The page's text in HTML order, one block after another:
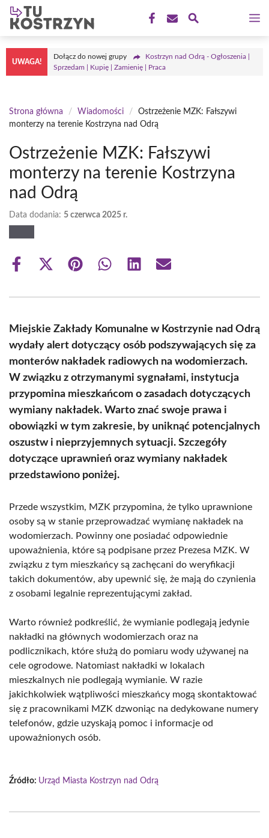
Przejdź
treści
UWAGA!
Dołącz do nowej grupy
Kostrzyn nad Odrą - Ogłoszenia |
Sprzedam | Kupię | Zamienię | Praca
Strona główna / Wiadomości /
Ostrzeżenie MZK: Fałszywi
monterzy na terenie Kostrzyna nad Odrą
Ostrzeżenie MZK: Fałszywi
monterzy na terenie Kostrzyna
nad Odrą
Data dodania: 5 czerwca 2025 r.
Share
Share
(Twitter)
Share Share Share Share
Miejskie Zakłady Komunalne w Kostrzynie nad Odrą
wydały alert dotyczący osób podszywających się za
monterów nakładek radiowych na wodomierzach.
W związku z otrzymanymi sygnałami, instytucja
przypomina mieszkańcom o zasadach dotyczących
wymiany nakładek. Warto znać swoje prawa i
obowiązki w tym zakresie, by uniknąć potencjalnych
oszustw i nieprzyjemnych sytuacji. Szczegóły
dotyczące uprawnień oraz wymiany nakładek
przedstawiono poniżej.
Przede wszystkim, MZK przypomina, że tylko uprawnione
osoby są w stanie przeprowadzać wymianę nakładek na
wodomierzach. Powinny one posiadać odpowiednie
upoważnienia, które są podpisane przez Prezesa MZK. W
związku z tym mieszkańcy są zachęcani do weryfikacji
takich dokumentów, aby upewnić się, że mają do czynienia
z osobami legalnie reprezentującymi zakład.
Warto również podkreślić, że wymianie podlegają jedynie
nakładki na głównych wodomierzach oraz na
podlicznikach, które służą do pomiaru wody używanej na
cele ogrodowe. Natomiast nakładki w lokalach
mieszkalnych nie podlegają wymianie. W razie
jakichkolwiek wątpliwości mieszkańcy mogą skontaktować
się z pracownikami MZK dzwoniąc na dedykowane numery
telefonów, gdzie uzyskają pomoc i informacje od
upoważnionych osób.
Źródło: Urząd Miasta Kostrzyn nad Odrą